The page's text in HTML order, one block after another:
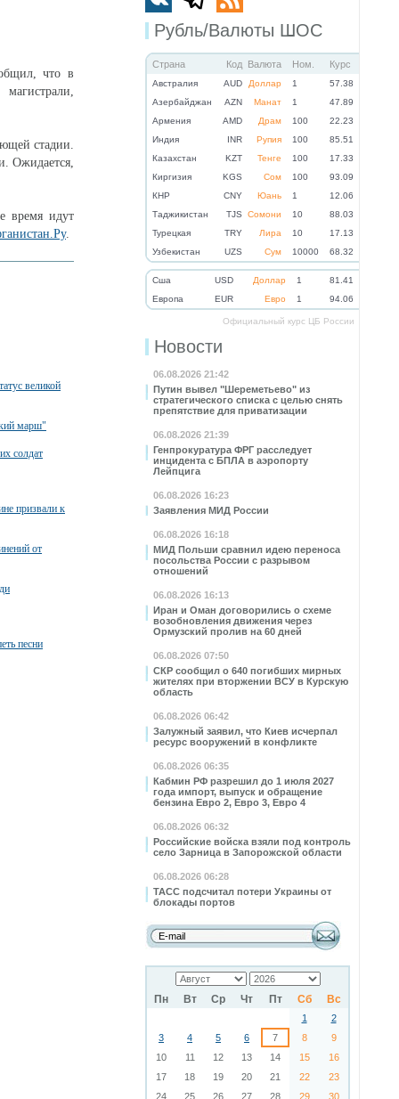
Рубль/Валюты ШОС
Страна Код Валюта Ном. Курс
Австралия AUD Доллар 1
57.38
Азербайджан
AZN Манат 1
47.89
Армения
AMD Драм 100
22.23
Индия
INR Рупия 100
85.51
Казахстан
KZT Тенге 100
17.33
Киргизия
KGS Сом 100
93.09
КНР
CNY Юань 1
12.06
Таджикистан
TJS Сомони 10
88.03
Турецкая
TRY Лира 10
17.13
Узбекистан
UZS Сум 10000 68.32
Cша USD Доллар 1
81.41
Eвропа
EUR Евро 1 94.06
Официальный курс ЦБ России
Новости
06.08.2026 21:42
Путин вывел "Шереметьево" из
стратегического списка с целью снять
препятствие для приватизации
06.08.2026 21:39
Генпрокуратура ФРГ расследует
инцидента с БПЛА в аэропорту
Лейпцига
06.08.2026 16:23
Заявления МИД России
06.08.2026 16:18
МИД Польши сравнил идею переноса
посольства России с разрывом
отношений
06.08.2026 16:13
Иран и Оман договорились о схеме
возобновления движения через
Ормузский пролив на 60 дней
06.08.2026 07:50
СКР сообщил о 640 погибших мирных
жителях при вторжении ВСУ в Курскую
область
06.08.2026 06:42
Залужный заявил, что Киев исчерпал
ресурс вооружений в конфликте
06.08.2026 06:35
Кабмин РФ разрешил до 1 июля 2027
года импорт, выпуск и обращение
бензина Евро 2, Евро 3, Евро 4
06.08.2026 06:32
Российские войска взяли под контроль
село Зарница в Запорожской области
06.08.2026 06:28
ТАСС подсчитал потери Украины от
блокады портов
Пн Вт Ср Чт Пт Сб Вс
1
2
3
4 5 6 7 8
9
10
11 12 13 14 15
16
17
18 19 20 21 22
23
24
25 26 27 28 29 30
что в
стадии.
Ожидается,
время идут
.
великой
марш"
солдат
призвали к
от
песни